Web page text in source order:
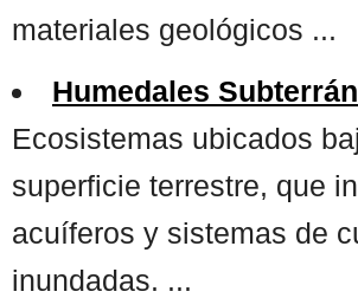
materiales geológicos ...
Humedales
Ecosistemas ubicados
superficie terrestre, que
acuíferos y sistemas de
inundadas. ...